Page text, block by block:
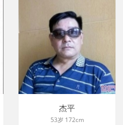
杰平
53岁 172cm